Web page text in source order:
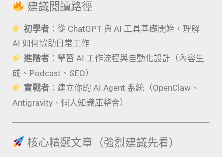
建議閱讀路徑
初學者 ：從 ChatGPT 與 AI 工具基礎開始，理解
AI 如何協助日常工作
進階者 ：學習 AI 工作流程與自動化設計（內容生
成、Podcast、SEO）
實戰者 ：建立你的 AI Agent 系統（OpenClaw、
Antigravity、個人知識庫整合）
核心精選文章（強烈建議先看）